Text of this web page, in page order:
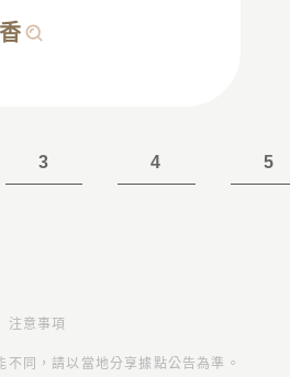
3 4 5
注意事項
不同，請以當地分享據點公告為準。